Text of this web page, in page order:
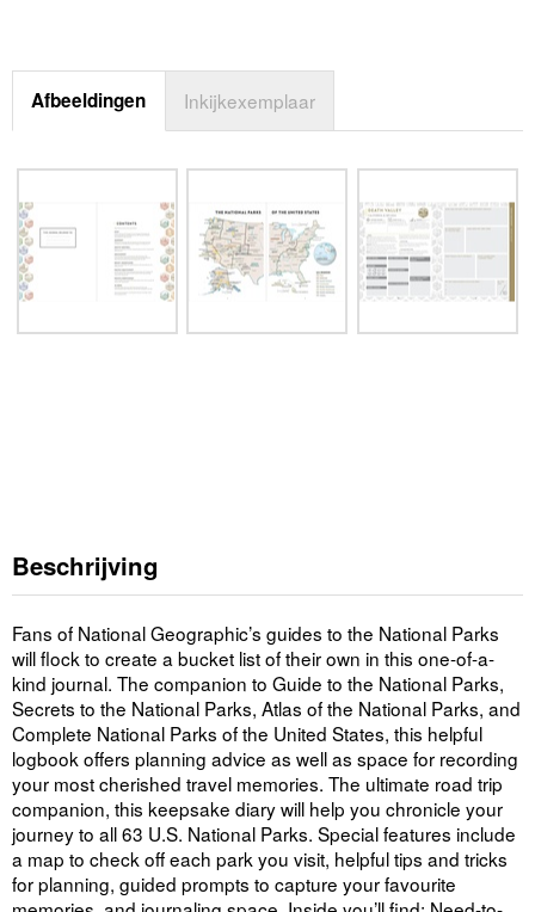
Afbeeldingen Inkijkexemplaar
Beschrijving
Fans of National Geographic’s guides to the National Parks
will flock to create a bucket list of their own in this one-of-a-
kind journal. The companion to Guide to the National Parks,
Secrets to the National Parks, Atlas of the National Parks, and
Complete National Parks of the United States, this helpful
logbook offers planning advice as well as space for recording
your most cherished travel memories. The ultimate road trip
companion, this keepsake diary will help you chronicle your
journey to all 63 U.S. National Parks. Special features include
a map to check off each park you visit, helpful tips and tricks
for planning, guided prompts to capture your favourite